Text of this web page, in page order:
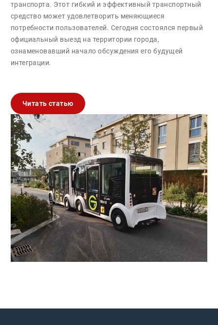
транспорта. Этот гибкий и эффективный транспортный
средство может удовлетворить меняющиеся
потребности пользователей. Сегодня состоялся первый
официальный выезд на территории города,
ознаменовавший начало обсуждения его будущей
интеграции.
Читать статью